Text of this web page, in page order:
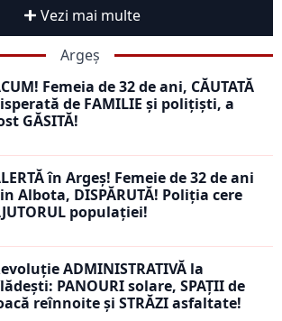
Vezi mai multe
Argeș
Femeia de 32 de ani, CĂUTATĂ
de FAMILIE și polițiști, a
GĂSITĂ!
în Argeș! Femeie de 32 de ani
Albota, DISPĂRUTĂ! Poliția cere
populației!
ADMINISTRATIVĂ la
PANOURI solare, SPAȚII de
reînnoite și STRĂZI asfaltate!